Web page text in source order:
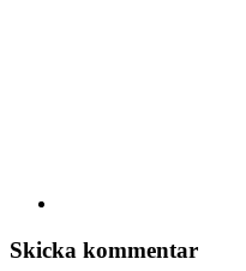
Skicka kommentar